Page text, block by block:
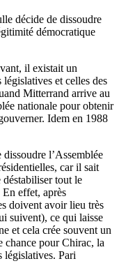
décide de dissoudre
démocratique
il existait un
législatives et celles des
Mitterrand arrive au
nationale pour obtenir
Idem en 1988
l’Assemblée
car il sait
déstabiliser tout le
En effet, après
doivent avoir lieu très
suivent), ce qui laisse
et cela crée souvent un
chance pour Chirac, la
législatives. Pari